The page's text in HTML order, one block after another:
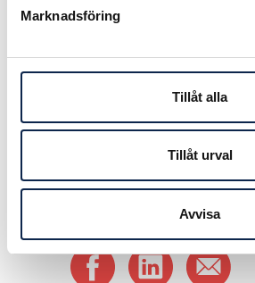
Marknadsföring
Tillåt alla
Tillåt urval
Avvisa
regional/lokal nivå. För
påverkansarbete
Teatercentrum, säger
Publicerad:2013-06-25